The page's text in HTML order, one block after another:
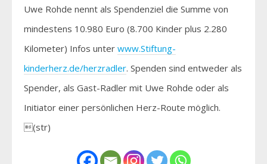
Uwe Rohde nennt als Spendenziel die Summe von
mindestens 10.980 Euro (8.700 Kinder plus 2.280
Kilometer) Infos unter www.Stiftung-
kinderherz.de/herzradler. Spenden sind entweder als
Spender, als Gast-Radler mit Uwe Rohde oder als
Initiator einer persönlichen Herz-Route möglich.
(str)